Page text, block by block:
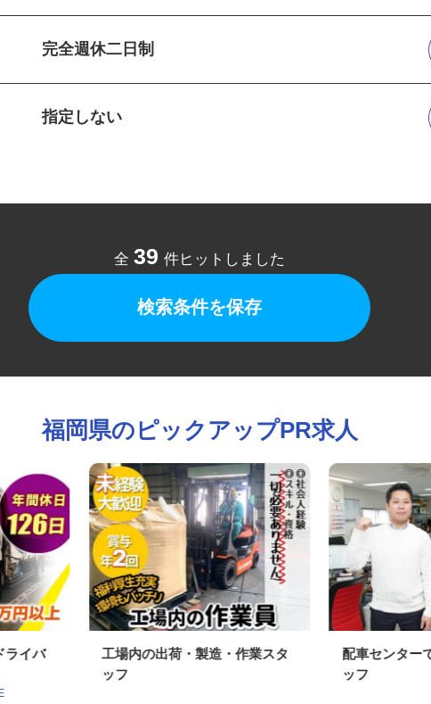
完全週休二日制
指定しない
全39件ヒットしました
検索条件を保存
福岡県のピックアップPR求人
工場内の出荷・製造・作業スタ 配車センタ